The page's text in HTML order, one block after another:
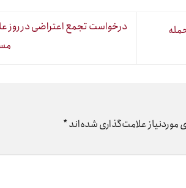
درخواست تجمع اعتراضی در روز
علامت‌گذاری شده‌اند*